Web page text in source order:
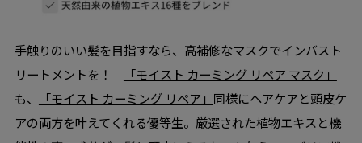
手触りのいい髪を目指すなら、高補修なマスクでインバスト
リートメントを！
「モイスト カーミング リペア マスク」
も、
「モイスト カーミング リペア」 同様にヘアケアと頭皮ケ
アの両方を叶えてくれる優等生。厳選された植物エキスと機